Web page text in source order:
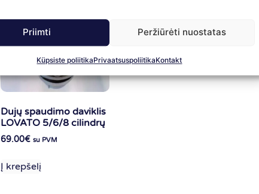
Priimti Peržiūrėti nuostatas
Küpsiste poliitikaPrivaatsuspoliitikaKontakt
Dujų spaudimo daviklis
LOVATO 5/6/8 cilindrų
69.00€ su PVM
Į krepšelį